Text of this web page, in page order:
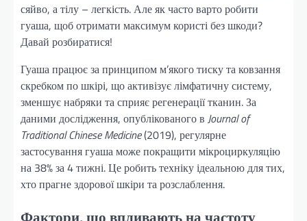
сяйво, а тілу – легкість. Але як часто варто робити
гуаша, щоб отримати максимум користі без шкоди?
Давай розбиратися!
Гуаша працює за принципом м’якого тиску та ковзання
скребком по шкірі, що активізує лімфатичну систему,
зменшує набряки та сприяє регенерації тканин. За
даними дослідження, опублікованого в Journal of
Traditional Chinese Medicine(2019), регулярне
застосування гуаша може покращити мікроциркуляцію
на 38% за 4 тижні. Це робить техніку ідеальною для тих,
хто прагне здорової шкіри та розслаблення.